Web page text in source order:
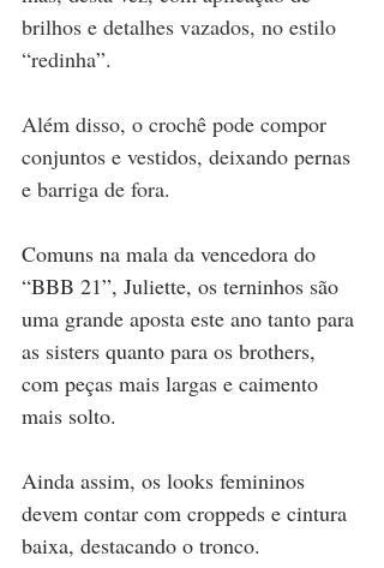
brilhos e detalhes vazados, no estilo
“redinha”.
Além disso, o crochê pode compor
conjuntos e vestidos, deixando pernas
e barriga de fora.
Comuns na mala da vencedora do
“BBB 21”, Juliette, os terninhos são
uma grande aposta este ano tanto para
as sisters quanto para os brothers,
com peças mais largas e caimento
mais solto.
Ainda assim, os looks femininos
devem contar com croppeds e cintura
baixa, destacando o tronco.